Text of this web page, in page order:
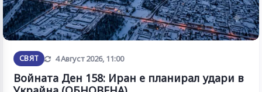
СВЯТ Обновена
4 Август 2026, 11:00
Войната Ден 158: Иран е планирал удари в